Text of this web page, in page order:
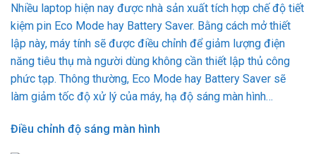
Nhiều laptop hiện nay được nhà sản xuất tích hợp chế độ tiết
kiệm pin Eco Mode hay Battery Saver. Bằng cách mở thiết
lập này, máy tính sẽ được điều chỉnh để giảm lượng điện
năng tiêu thụ mà người dùng không cần thiết lập thủ công
phức tạp. Thông thường, Eco Mode hay Battery Saver sẽ
làm giảm tốc độ xử lý của máy, hạ độ sáng màn hình…
Điều chỉnh độ sáng màn hình